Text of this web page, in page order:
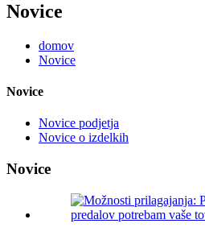
Novice
domov
Novice
Novice
Novice podjetja
Novice o izdelkih
Novice